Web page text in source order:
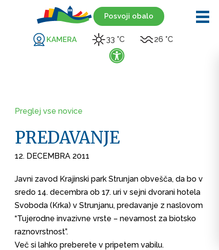
Posvoji obalo
KAMERA 33 °C 26 °C
Preglej vse novice
PREDAVANJE
12. DECEMBRA 2011
Javni zavod Krajinski park Strunjan obvešča, da bo v
sredo 14. decembra ob 17. uri v sejni dvorani hotela
Svoboda (Krka) v Strunjanu, predavanje z naslovom
“Tujerodne invazivne vrste – nevarnost za biotsko
raznovrstnost”.
Več si lahko preberete v pripetem vabilu.